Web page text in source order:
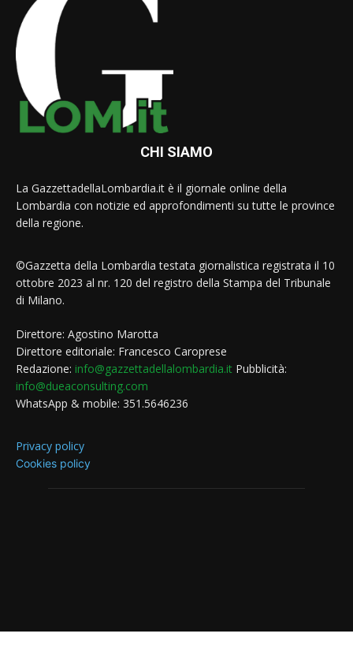
CHI SIAMO
La GazzettadellaLombardia.it è il giornale online della
Lombardia con notizie ed approfondimenti su tutte le province
della regione.
©Gazzetta della Lombardia testata giornalistica registrata il 10
ottobre 2023 al nr. 120 del registro della Stampa del Tribunale
di Milano.
Direttore: Agostino Marotta
Direttore editoriale: Francesco Caroprese
Redazione: info@gazzettadellalombardia.it Pubblicità:
info@dueaconsulting.com
WhatsApp & mobile: 351.5646236
Privacy policy
Cookies policy